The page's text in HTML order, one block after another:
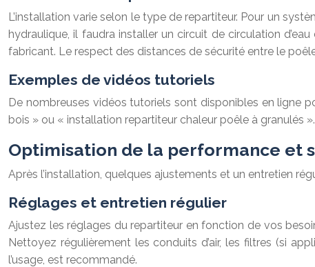
L’installation varie selon le type de repartiteur. Pour un
hydraulique, il faudra installer un circuit de circulation
fabricant. Le respect des distances de sécurité entre le
Exemples de vidéos tutoriels
De nombreuses vidéos tutoriels sont disponibles en ligne
bois » ou « installation repartiteur chaleur poêle à granulés
Optimisation de la performance et
Après l’installation, quelques ajustements et un entretien
Réglages et entretien régulier
Ajustez les réglages du repartiteur en fonction de vos
Nettoyez régulièrement les conduits d’air, les filtres (si
l’usage, est recommandé.